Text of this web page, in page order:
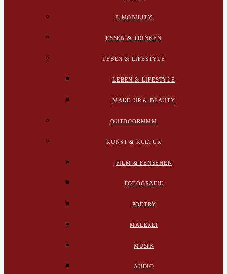
E-MOBILITY
ESSEN & TRINKEN
LEBEN & LIFESTYLE
LEBEN & LIFESTYLE
MAKE-UP & BEAUTY
OUTDOORMMM
KUNST & KULTUR
FILM & FENSEHEN
FOTOGRAFIE
POETRY
MALEREI
MUSIK
AUDIO